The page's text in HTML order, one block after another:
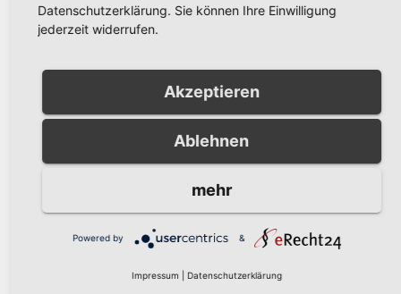
Am Samstag, 23:10 Uhr, wurde ein 67-jähriger Mann
aus Arnsberg im Bereich der Postbank in der
Datenschutzerklärung. Sie können Ihre Einwilligung
jederzeit widerrufen.
Akzeptieren
Ablehnen
mehr
Powered by &
Impressum Datenschutzerklärung